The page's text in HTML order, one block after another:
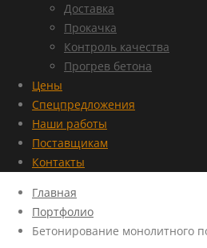
Доставка
Прокачка
Контроль качества
Прогрев бетона
Цены
Спецпредложения
Наши работы
Поставщикам
Контакты
Главная
Портфолио
Бетонирование монолитного